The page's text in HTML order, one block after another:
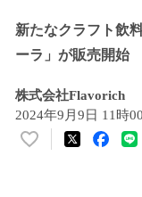
新たなクラフト飲
ーラ」が販売開始
株式会社Flavorich
2024年9月9日 11時
い